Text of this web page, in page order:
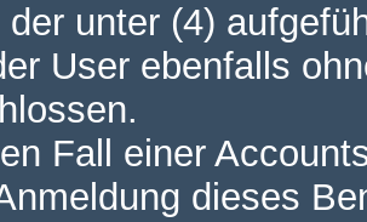
der unter (4)
User ebenfalls
Fall einer
dieses